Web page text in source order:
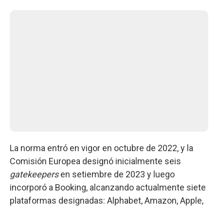
La norma entró en vigor en octubre de 2022, y la
Comisión Europea designó inicialmente seis
gatekeepersen setiembre de 2023 y luego
incorporó a Booking, alcanzando actualmente siete
plataformas designadas: Alphabet, Amazon, Apple,